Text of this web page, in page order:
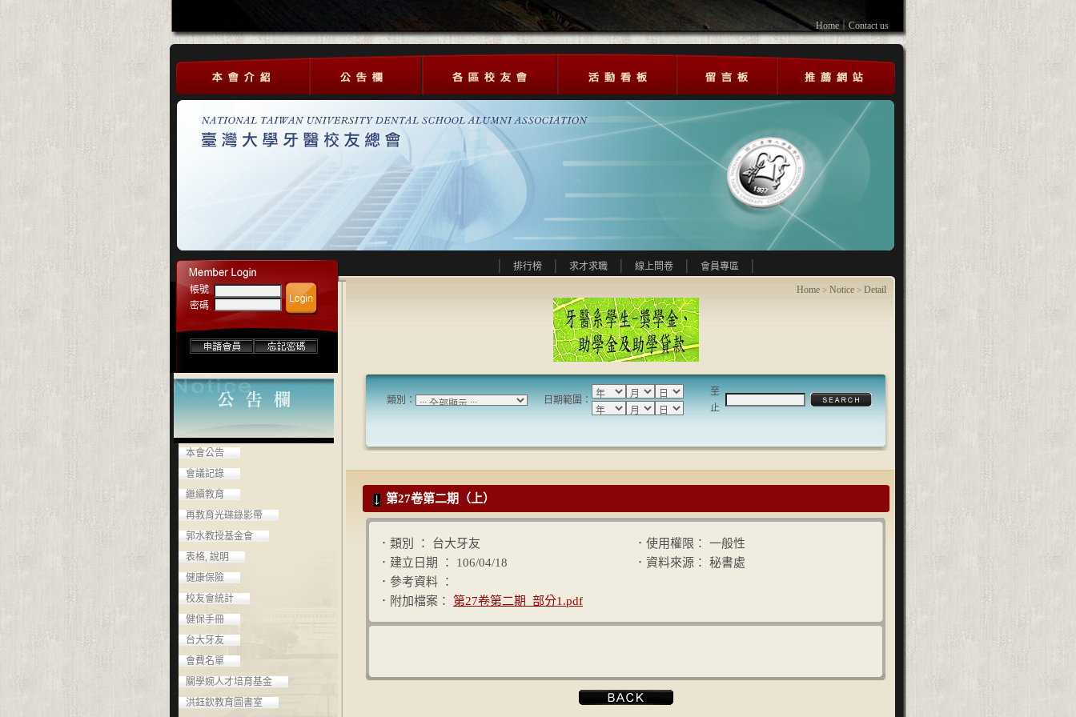
Home｜ Contact us
排行榜 求才求職 線上問卷 會員專區
帳號
密碼
本會公告
會議記錄
繼續教育
再教育光碟錄影帶
郭水教授基金會
表格, 說明
健康保險
校友會統計
健保手冊
台大牙友
會費名單
關學婉人才培育基金
洪鈺欽教育圖書室
Home > Notice > Detail
類別： 日期範圍：
至
止
第27卷第二期（上）
．類別 ： 台大牙友
．建立日期 ： 106/04/18
．使用權限： 一般性
．資料來源： 秘書處
．參考資料 ：
．附加檔案： 第27卷第二期_部分1.pdf